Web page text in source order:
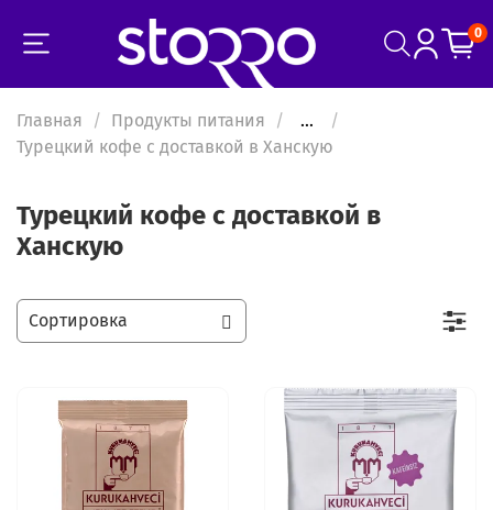
0
Главная Продукты питания
...
Турецкий кофе с доставкой в Ханскую
Турецкий кофе с доставкой в
Ханскую